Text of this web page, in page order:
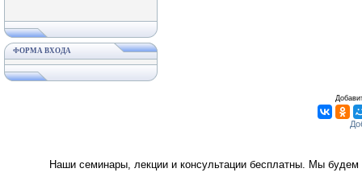
ФОРМА ВХОДА
Наши семинары, лекции и консультации бесплатны. Мы